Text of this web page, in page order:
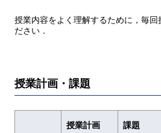
授業内容をよく理解するために，毎回
ださい．
授業計画・課題
授業計画 課題